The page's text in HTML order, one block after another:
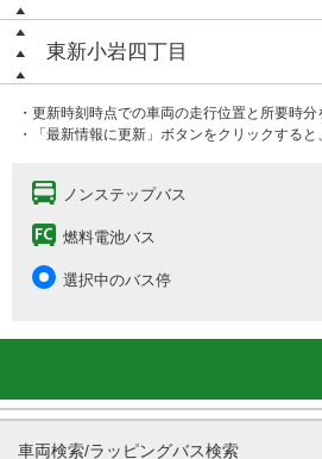
東新小岩四丁目
・更新時刻時点での車両の走行位置と所要時分
・「最新情報に更新」ボタンをクリックする
ノンステップバス
燃料電池バス
選択中のバス停
車両検索/ラッピングバス検索